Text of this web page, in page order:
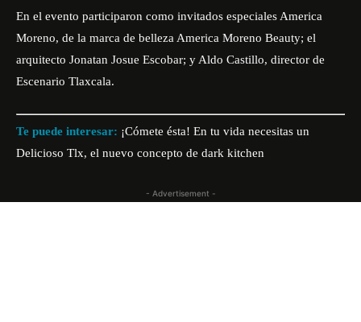
En el evento participaron como invitados especiales America
Moreno, de la marca de belleza America Moreno Beauty; el
arquitecto Jonatan Josue Escobar; y Aldo Castillo, director de
Escenario Tlaxcala.
Te puede interesar: ¡Cómete ésta! En tu vida necesitas un
Delicioso Tlx, el nuevo concepto de dark kitchen
- Advertisement -